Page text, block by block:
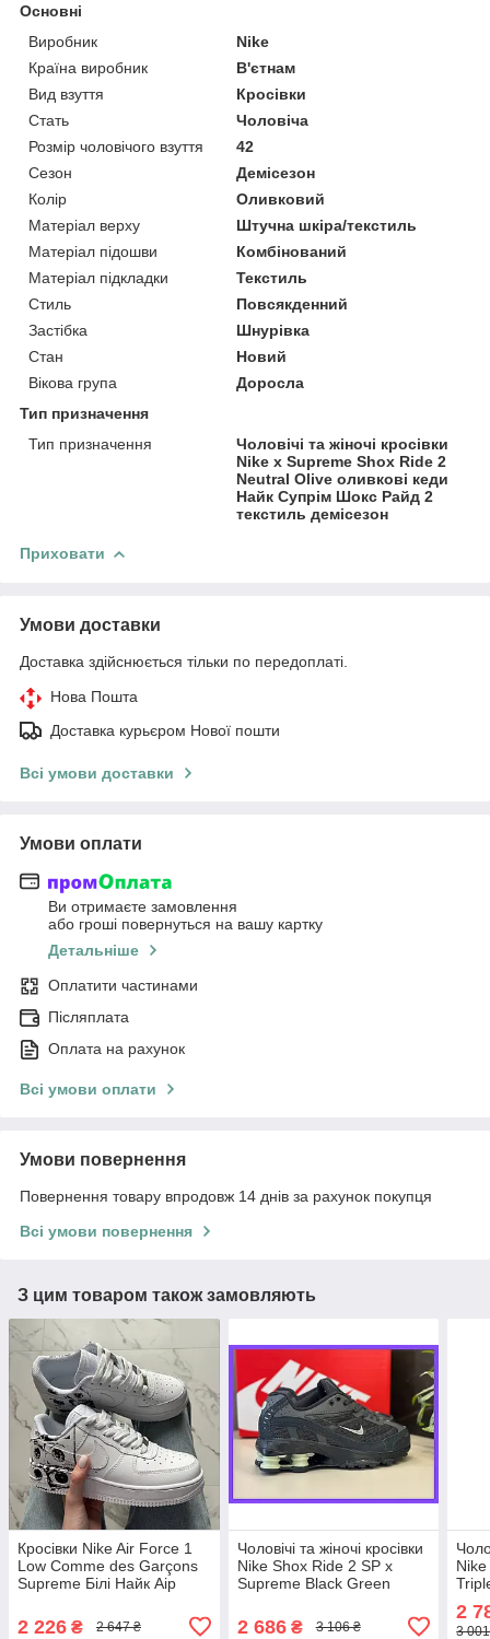
Основні
Виробник
Nike
Країна виробник
В'єтнам
Вид взуття
Кросівки
Стать
Чоловіча
Розмір чоловічого взуття
42
Сезон
Демісезон
Колір
Оливковий
Матеріал верху
Штучна шкіра/текстиль
Матеріал підошви
Комбінований
Матеріал підкладки
Текстиль
Стиль
Повсякденний
Застібка
Шнурівка
Стан
Новий
Вікова група
Доросла
Тип призначення
Тип призначення
Чоловічі та жіночі кросівки
Nike x Supreme Shox Ride 2
Neutral Olive оливкові кеди
Найк Супрім Шокс Райд 2
текстиль демісезон
Приховати
Умови доставки
Доставка здійснюється тільки по передоплаті.
Нова Пошта
Доставка курьєром Нової пошти
Всі умови доставки
Умови оплати
Ви отримаєте замовлення
або гроші повернуться на вашу картку
Детальніше
Оплатити частинами
Післяплата
Оплата на рахунок
Всі умови оплати
Умови повернення
Повернення товару впродовж 14 днів за рахунок покупця
Всі умови повернення
З цим товаром також замовляють
Кросівки Nike Air Force 1
Low Comme des Garçons
Supreme Білі Найк Аір
унісекс
2 226 ₴ 2 647 ₴
Чоловічі та жіночі кросівки
Nike Shox Ride 2 SP x
Supreme Black Green
Шокс Райд 2 СП х Супрем
текстиль
2 686₴ 3 106 ₴
2
3